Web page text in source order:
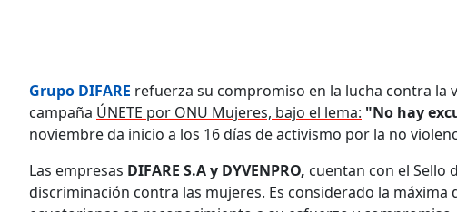
Grupo DIFARE refuerza su compromiso en la lucha contra la
campaña ÚNETE por ONU Mujeres, bajo el lema: "No hay
noviembre da inicio a los 16 días de activismo por la no
Las empresas DIFARE S.A y DYVENPRO, cuentan con el Sello
discriminación contra las mujeres. Es considerado la